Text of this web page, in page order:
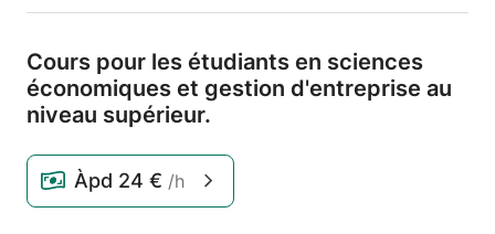
Cours pour les étudiants en sciences
économiques et gestion d'entreprise au
niveau supérieur.
Àpd 24 € /h